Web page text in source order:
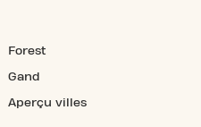
Forest
Gand
Aperçu villes